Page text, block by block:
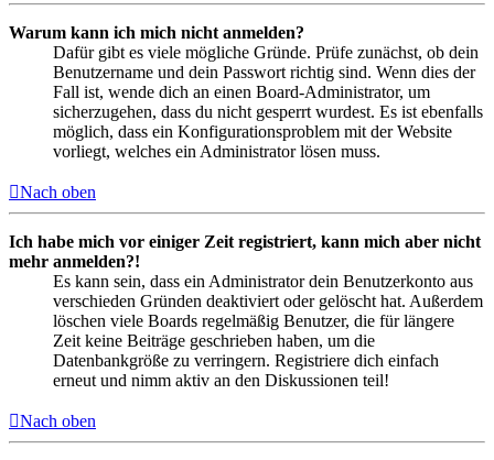
Warum kann ich mich nicht anmelden?
Dafür gibt es viele mögliche Gründe. Prüfe zunächst, ob dein
Benutzername und dein Passwort richtig sind. Wenn dies der
Fall ist, wende dich an einen Board-Administrator, um
sicherzugehen, dass du nicht gesperrt wurdest. Es ist ebenfalls
möglich, dass ein Konfigurationsproblem mit der Website
vorliegt, welches ein Administrator lösen muss.
Nach oben
Ich habe mich vor einiger Zeit registriert, kann mich aber nicht
mehr anmelden?!
Es kann sein, dass ein Administrator dein Benutzerkonto aus
verschieden Gründen deaktiviert oder gelöscht hat. Außerdem
löschen viele Boards regelmäßig Benutzer, die für längere
Zeit keine Beiträge geschrieben haben, um die
Datenbankgröße zu verringern. Registriere dich einfach
erneut und nimm aktiv an den Diskussionen teil!
Nach oben